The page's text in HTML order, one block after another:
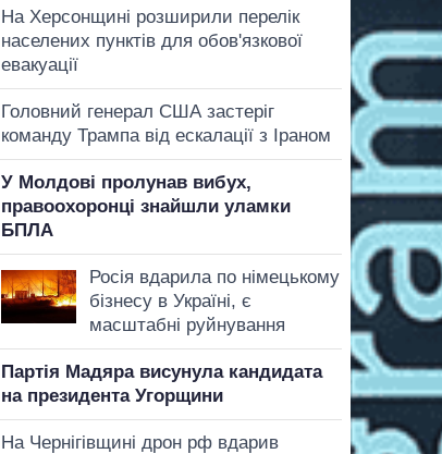
На Херсонщині розширили перелік
населених пунктів для обов'язкової
евакуації
Головний генерал США застеріг
команду Трампа від ескалації з Іраном
У Молдові пролунав вибух,
правоохоронці знайшли уламки
БПЛА
Росія вдарила по німецькому
бізнесу в Україні, є
масштабні руйнування
Партія Мадяра висунула кандидата
на президента Угорщини
На Чернігівщині дрон рф вдарив